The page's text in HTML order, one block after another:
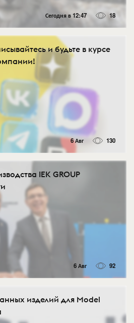
Сегодня в 12:47 18
и будьте в курсе
6 Авг 130
IEK GROUP
6 Авг 92
изделий для Model